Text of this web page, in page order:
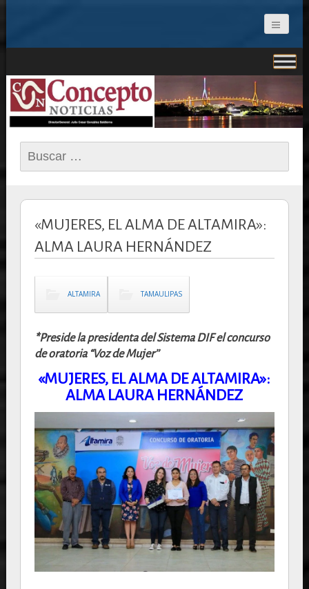
CONCEPTO NOTICIAS
Buscar:
«MUJERES, EL ALMA DE ALTAMIRA»:
ALMA LAURA HERNÁNDEZ
ALTAMIRA TAMAULIPAS
*Preside la presidenta del Sistema DIF el concurso
de oratoria “Voz de Mujer’’
«MUJERES, EL ALMA DE ALTAMIRA»:
ALMA LAURA HERNÁNDEZ